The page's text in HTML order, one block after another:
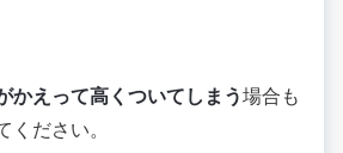
かえって高くついてしまう場合も
ください。